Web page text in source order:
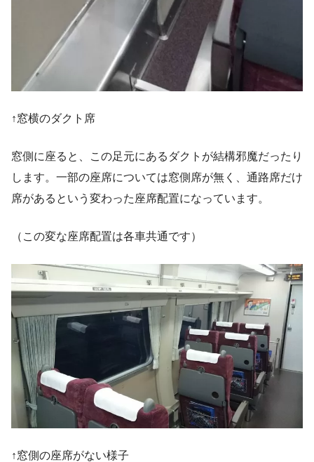
↑窓横のダクト席
窓側に座ると、この足元にあるダクトが結構邪魔だったり
します。一部の座席については窓側席が無く、通路席だけ
席があるという変わった座席配置になっています。
（この変な座席配置は各車共通です）
↑窓側の座席がない様子